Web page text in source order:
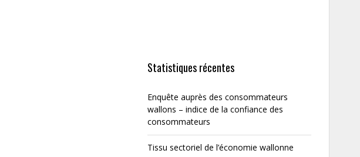
Statistiques récentes
Enquête auprès des consommateurs
wallons – indice de la confiance des
consommateurs
Tissu sectoriel de l’économie wallonne